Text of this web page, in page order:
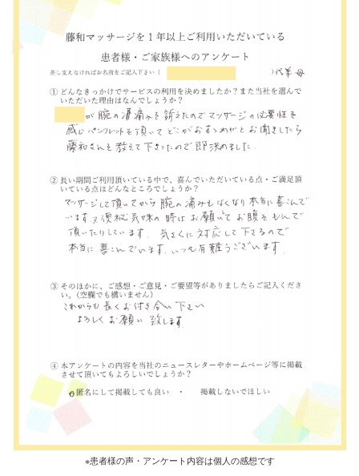
※患者様の声・アンケート内容は個人の感想です